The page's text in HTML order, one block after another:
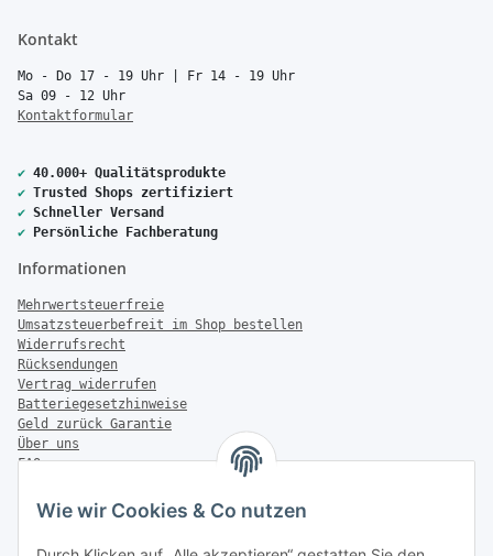
Wie wir Cookies & Co nutzen
Kontakt
Mo - Do 17 - 19 Uhr | Fr 14 - 19 Uhr
Sa 09 - 12 Uhr
Kontaktformular
✔ 40.000+ Qualitätsprodukte
✔ Trusted Shops zertifiziert
✔ Schneller Versand
✔ Persönliche Fachberatung
Informationen
Mehrwertsteuerfreie
Umsatzsteuerbefreit im Shop bestellen
Widerrufsrecht
Rücksendungen
Vertrag widerrufen
Batteriegesetzhinweise
Geld zurück Garantie
Über uns
FAQ
Zahlung & Versand